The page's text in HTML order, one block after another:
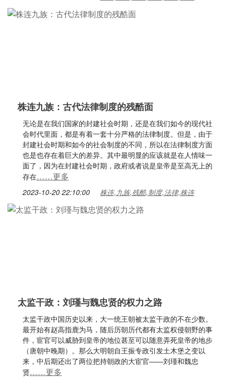
株连九族：古代法律制度的残酷面
无论是在我们国家的封建社会时期，还是在我们如今的现代社
会时代里面，都是有着一套十分严格的法律制度。但是，由于
封建社会时期和如今的社会制度的不同，所以在法律制度方面
也是也存在着巨大的差异。其中最明显的应该就是在人情味一
面了，因为在封建社会时期，政府或者说是皇帝是至高无上的
存在……更多
2023-10-20 22:10:00 株连,九族,残酷,制度,法律,株连
太监干政：刘瑾与魏忠贤的权力之路
太监干政中国历史以来，大一统王朝被太监干政的不在少数。
最开始有赵高指鹿为马，随后历朝历代都有太监权侵朝野的事
件，宦官可以威胁到皇帝的地位甚至可以随意弄死皇帝的地步
（唐朝中晚期）。那么大明朝自王振专政引发土木堡之变以
来，中后期还出了两位把持朝政的大宦官——刘瑾和魏忠
贤……更多